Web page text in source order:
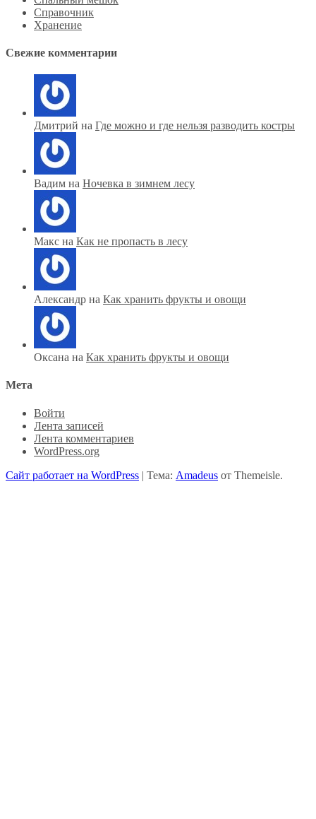
Справочник
Хранение
Свежие комментарии
Дмитрий на Где можно и где нельзя разводить костры
Вадим на Ночевка в зимнем лесу
Макс на Как не пропасть в лесу
Александр на Как хранить фрукты и овощи
Оксана на Как хранить фрукты и овощи
Мета
Войти
Лента записей
Лента комментариев
WordPress.org
Сайт работает на WordPress | Тема: Amadeus от Themeisle.